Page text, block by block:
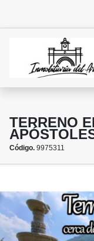
TERRENO
Código. 9975311